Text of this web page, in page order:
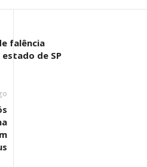
falência
de SP